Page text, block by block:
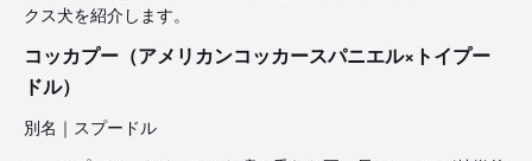
クス犬を紹介します。
コッカプー（アメリカンコッカースパニエル×トイプー
ドル）
別名｜スプードル